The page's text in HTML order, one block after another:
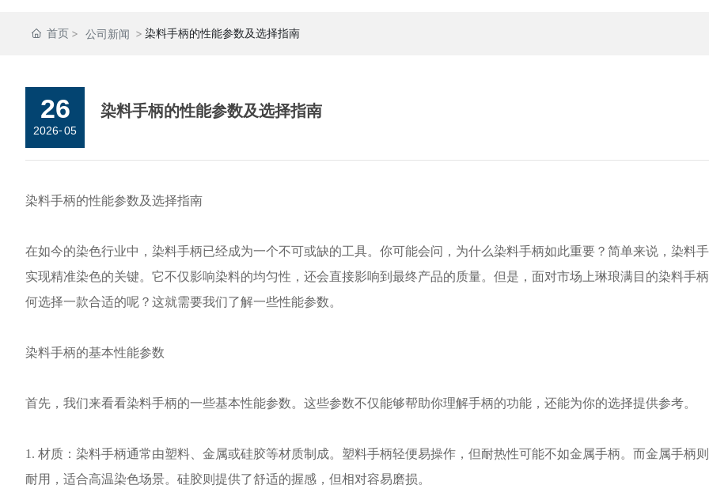
首页 公司新闻 染料手柄的性能参数及选择指南
26
2026-05
染料手柄的性能参数及选择指南
染料手柄的性能参数及选择指南
在如今的染色行业中，染料手柄已经成为一个不可或缺的工具。你可能会问，为什么染料手柄如此重要？简单来说，染料
实现精准染色的关键。它不仅影响染料的均匀性，还会直接影响到最终产品的质量。但是，面对市场上琳琅满目的染料手
何选择一款合适的呢？这就需要我们了解一些性能参数。
染料手柄的基本性能参数
首先，我们来看看染料手柄的一些基本性能参数。这些参数不仅能够帮助你理解手柄的功能，还能为你的选择提供参考。
1. 材质：染料手柄通常由塑料、金属或硅胶等材质制成。塑料手柄轻便易操作，但耐热性可能不如金属手柄。而金属手柄
耐用，适合高温染色场景。硅胶则提供了舒适的握感，但相对容易磨损。